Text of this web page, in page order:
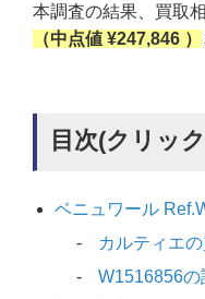
本調査の結果、買取
（中点値 ¥247,846 ）
目次(クリッ
ベニュワール
カルティエ
W1516856の